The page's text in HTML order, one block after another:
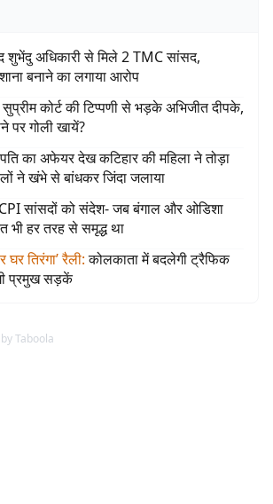
शुभेंदु अधिकारी से मिले 2 TMC सांसद,
बनाने का लगाया आरोप
कोर्ट की टिप्पणी से भड़के अभिजीत दीपके,
पर गोली खायें?
का अफेयर देख कटिहार की महिला ने तोड़ा
ने खंभे से बांधकर जिंदा जलाया
सांसदों को संदेश- जब बंगाल और ओडिशा
भी हर तरह से समृद्ध था
तिरंगा’ रैली: कोलकाता में बदलेगी ट्रैफिक
प्रमुख सड़कें
by Taboola